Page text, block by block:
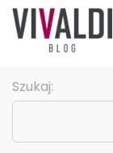
Szukaj: